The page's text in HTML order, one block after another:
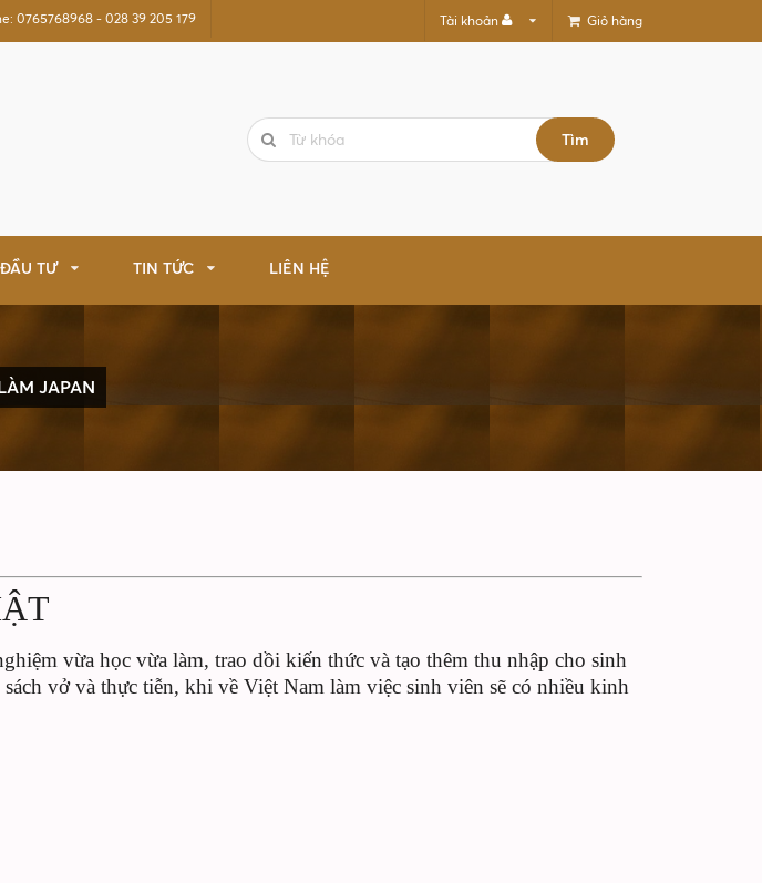
0765768968 - 028 39 205 179 Tài khoản Giỏ hàng
Tìm
TƯ TIN TỨC LIÊN HỆ
JAPAN
vừa học vừa làm, trao dồi kiến thức và tạo thêm thu nhập cho sinh
vở và thực tiễn, khi về Việt Nam làm việc sinh viên sẽ có nhiều kinh